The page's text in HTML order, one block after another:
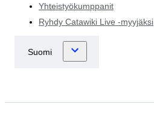
Yhteistyökumppanit
Ryhdy Catawiki Live -myyjäksi